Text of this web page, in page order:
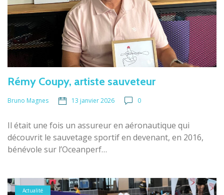
Rémy Coupy, artiste sauveteur
Bruno Magnes 13 janvier 2026 0
Il était une fois un assureur en aéronautique qui
découvrit le sauvetage sportif en devenant, en 2016,
bénévole sur l’Oceanperf…
Actualité